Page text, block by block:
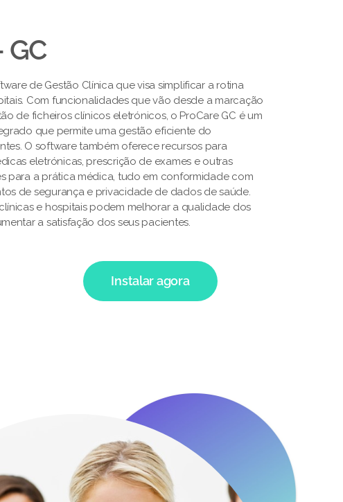
GC
de Gestão Clínica que visa simplificar a rotina
Com funcionalidades que vão desde a marcação
de ficheiros clínicos eletrónicos, o ProCare GC é um
que permite uma gestão eficiente do
O software também oferece recursos para
eletrónicas, prescrição de exames e outras
para a prática médica, tudo em conformidade com
de segurança e privacidade de dados de saúde.
e hospitais podem melhorar a qualidade dos
a satisfação dos seus pacientes.
Instalar agora